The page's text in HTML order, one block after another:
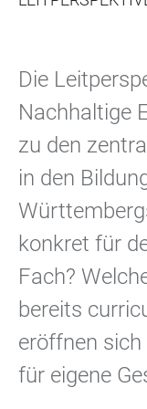
Die
Nachhaltige
zu den
in den
konkret für
Fach?
bereits
eröffnen
für eigene